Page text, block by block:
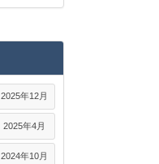
2025年12月
2025年4月
2024年10月